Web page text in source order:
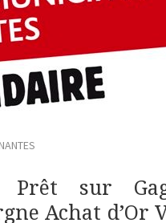
Prêt sur
Achat d’Or